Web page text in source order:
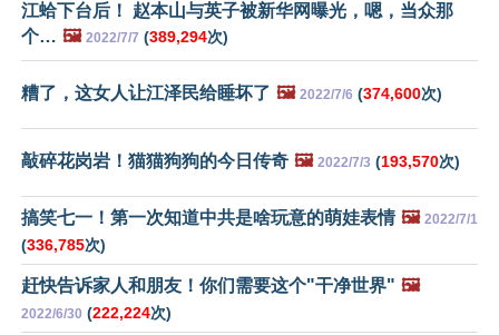
江蛤下台后！ 赵本山与英子被新华网曝光，嗯，当众那
个… 🖼️ 2022/7/7 (389,294次)
糟了，这女人让江泽民给睡坏了 🖼️ 2022/7/6 (374,600次)
敲碎花岗岩！猫猫狗狗的今日传奇 🖼️ 2022/7/3 (193,570次)
搞笑七一！第一次知道中共是啥玩意的萌娃表情 🖼️ 2022/7/1
(336,785次)
赶快告诉家人和朋友！你们需要这个"干净世界" 🖼️
2022/6/30 (222,224次)